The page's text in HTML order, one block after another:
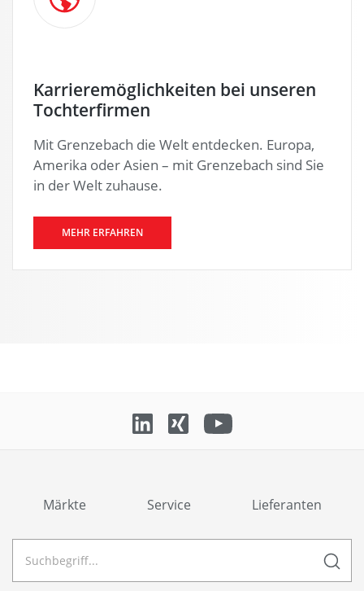
Karrieremöglichkeiten bei unseren
Tochterfirmen
Mit Grenzebach die Welt entdecken. Europa,
Amerika oder Asien – mit Grenzebach sind Sie
in der Welt zuhause.
MEHR ERFAHREN
Märkte Service Lieferanten